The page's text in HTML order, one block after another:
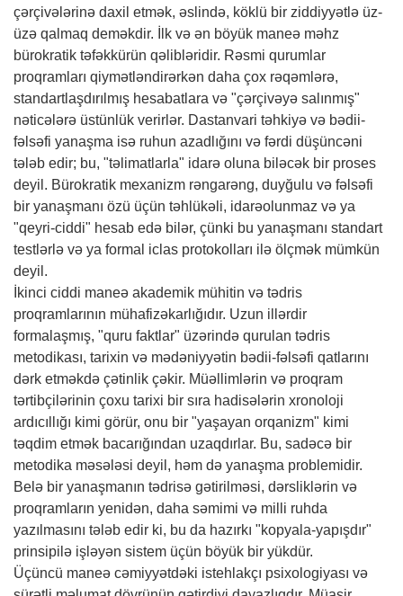
çərçivələrinə daxil etmək, əslində, köklü bir ziddiyyətlə üz-
üzə qalmaq deməkdir. İlk və ən böyük maneə məhz
bürokratik təfəkkürün qəlibləridir. Rəsmi qurumlar
proqramları qiymətləndirərkən daha çox rəqəmlərə,
standartlaşdırılmış hesabatlara və "çərçivəyə salınmış"
nəticələrə üstünlük verirlər. Dastanvari təhkiyə və bədii-
fəlsəfi yanaşma isə ruhun azadlığını və fərdi düşüncəni
tələb edir; bu, "təlimatlarla" idarə oluna biləcək bir proses
deyil. Bürokratik mexanizm rəngarəng, duyğulu və fəlsəfi
bir yanaşmanı özü üçün təhlükəli, idarəolunmaz və ya
"qeyri-ciddi" hesab edə bilər, çünki bu yanaşmanı standart
testlərlə və ya formal iclas protokolları ilə ölçmək mümkün
deyil.
İkinci ciddi maneə akademik mühitin və tədris
proqramlarının mühafizəkarlığıdır. Uzun illərdir
formalaşmış, "quru faktlar" üzərində qurulan tədris
metodikası, tarixin və mədəniyyətin bədii-fəlsəfi qatlarını
dərk etməkdə çətinlik çəkir. Müəllimlərin və proqram
tərtibçilərinin çoxu tarixi bir sıra hadisələrin xronoloji
ardıcıllığı kimi görür, onu bir "yaşayan orqanizm" kimi
təqdim etmək bacarığından uzaqdırlar. Bu, sadəcə bir
metodika məsələsi deyil, həm də yanaşma problemidir.
Belə bir yanaşmanın tədrisə gətirilməsi, dərsliklərin və
proqramların yenidən, daha səmimi və milli ruhda
yazılmasını tələb edir ki, bu da hazırkı "kopyala-yapışdır"
prinsipilə işləyən sistem üçün böyük bir yükdür.
Üçüncü maneə cəmiyyətdəki istehlakçı psixologiyası və